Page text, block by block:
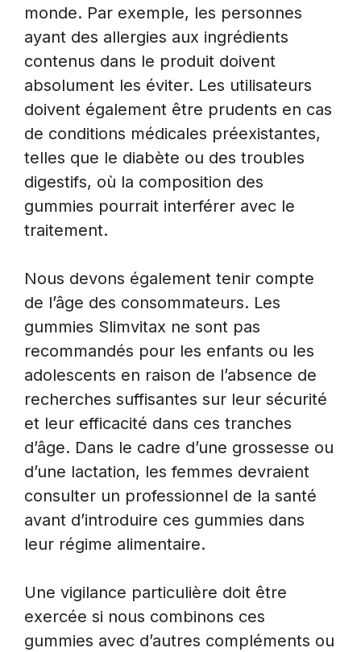
monde. Par exemple, les personnes
ayant des allergies aux ingrédients
contenus dans le produit doivent
absolument les éviter. Les utilisateurs
doivent également être prudents en cas
de conditions médicales préexistantes,
telles que le diabète ou des troubles
digestifs, où la composition des
gummies pourrait interférer avec le
traitement.
Nous devons également tenir compte
de l’âge des consommateurs. Les
gummies Slimvitax ne sont pas
recommandés pour les enfants ou les
adolescents en raison de l’absence de
recherches suffisantes sur leur sécurité
et leur efficacité dans ces tranches
d’âge. Dans le cadre d’une grossesse ou
d’une lactation, les femmes devraient
consulter un professionnel de la santé
avant d’introduire ces gummies dans
leur régime alimentaire.
Une vigilance particulière doit être
exercée si nous combinons ces
gummies avec d’autres compléments ou